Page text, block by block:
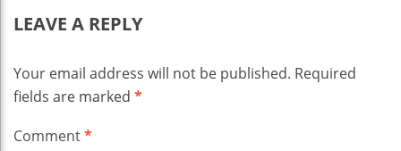
LEAVE A REPLY
Your email address will not be published. Required
fields are marked *
Comment*